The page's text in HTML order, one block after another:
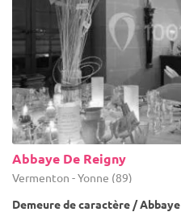
Abbaye De Reigny
Vermenton - Yonne (89)
Demeure de caractère / Abbaye